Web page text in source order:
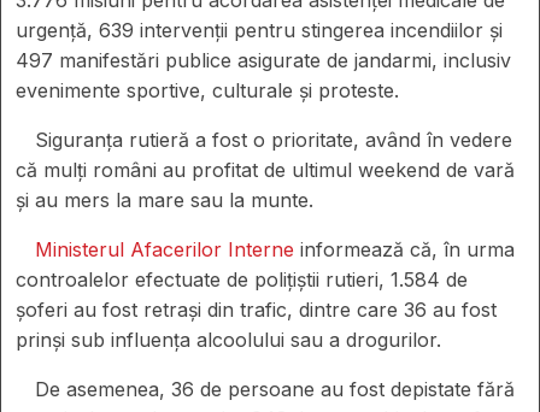
urgență, 639 intervenții pentru stingerea incendiilor și
497 manifestări publice asigurate de jandarmi, inclusiv
evenimente sportive, culturale și proteste.
Siguranța rutieră a fost o prioritate, având în vedere
că mulți români au profitat de ultimul weekend de vară
și au mers la mare sau la munte.
Ministerul Afacerilor Interne informează că, în urma
controalelor efectuate de polițiștii rutieri, 1.584 de
șoferi au fost retrași din trafic, dintre care 36 au fost
prinși sub influența alcoolului sau a drogurilor.
De asemenea, 36 de persoane au fost depistate fără